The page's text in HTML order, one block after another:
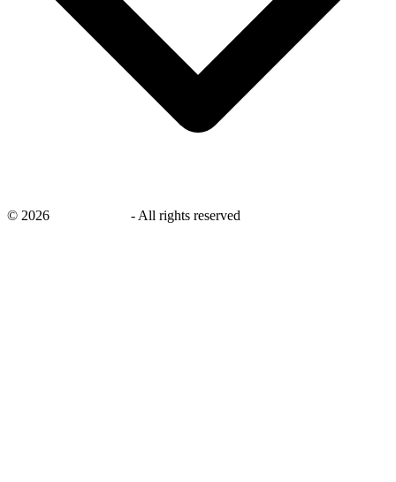
© 2026 - All rights reserved